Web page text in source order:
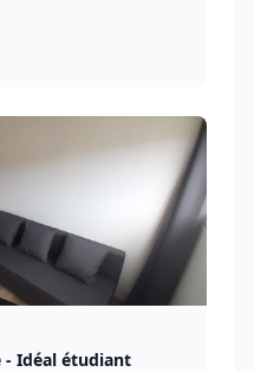
- Idéal étudiant